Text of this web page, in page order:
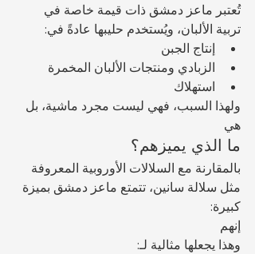
تُعتبر ماعز دمشق ذات قيمة خاصة في
تربية الألبان، ويُستخدم حليبها عادةً في:
إنتاج الجبن
الزبادي ومنتجات الألبان المخمرة
استهلاك
ولهذا السبب، فهي ليست مجرد ماشية، بل
هي
ما الذي يميزهم؟
بالمقارنة مع السلالات الأوروبية المعروفة
مثل سلالة سانين، تتمتع ماعز دمشق بميزة
كبيرة:
إنهم
وهذا يجعلها مثالية لـ: